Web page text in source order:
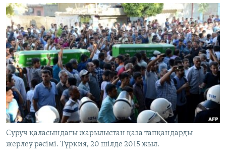
Skip
to
Search
ӘЛЕУМЕТ
ӘЛЕМ
АРНАЙЫ ЖОБАЛАР
Русский
ЖАЗЫЛЫҢЫЗ
Басқа тілдерде
Суруч қаласындағы жарылыстан қаза тапқандарды
жерлеу рәсімі. Түркия, 20 шілде 2015 жыл.